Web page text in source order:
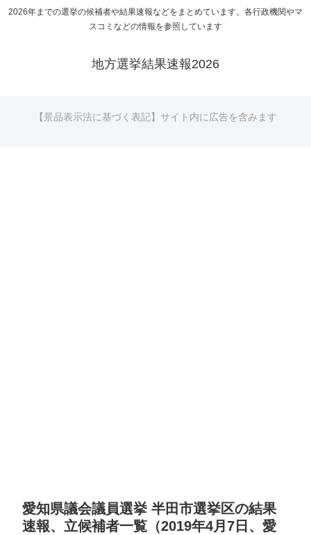
2026年までの選挙の候補者や結果速報などをまとめています。各行政機関やマ
スコミなどの情報を参照しています
地方選挙結果速報2026
【景品表示法に基づく表記】サイト内に広告を含みます
愛知県議会議員選挙 半田市選挙区の結果
速報、立候補者一覧（2019年4月7日、愛